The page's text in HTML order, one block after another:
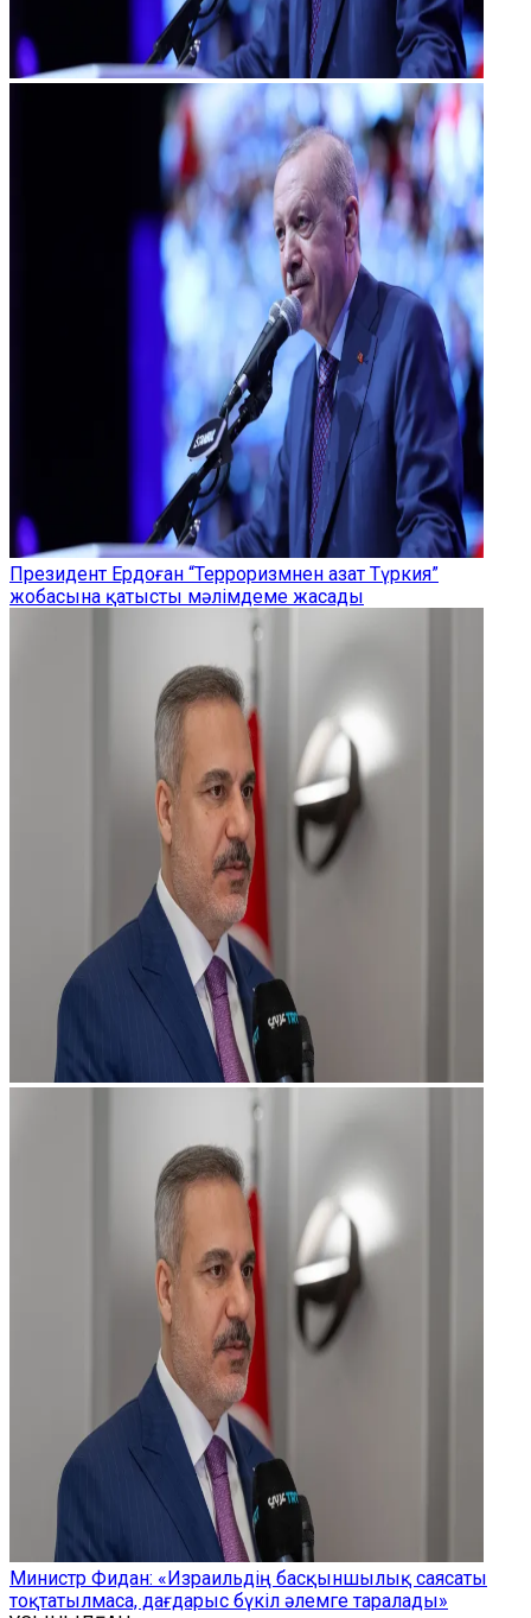
Президент Ердоған “Терроризмнен азат Түркия”
жобасына қатысты мәлімдеме жасады
Министр Фидан: «Израильдің басқыншылық саясаты
тоқтатылмаса, дағдарыс бүкіл әлемге таралады»